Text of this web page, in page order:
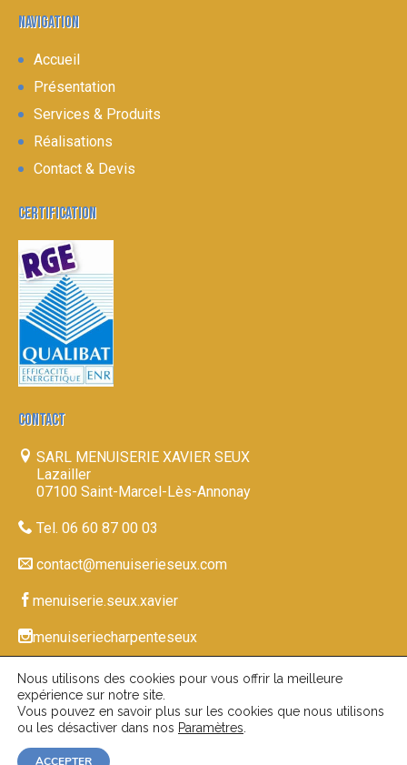
NAVIGATION
Accueil
Présentation
Services & Produits
Réalisations
Contact & Devis
CERTIFICATION
CONTACT
SARL MENUISERIE XAVIER SEUX
Lazailler
07100 Saint-Marcel-Lès-Annonay
Tel. 06 60 87 00 03
contact@menuiserieseux.com
menuiserie.seux.xavier
menuiseriecharpenteseux
© 2026-27www.menuiserieseux.com| Mentions
Légales|Confidentialité| Réalisation du site par
Nous utilisons des cookies pour vous offrir la meilleure
expérience sur notre site.
Vous pouvez en savoir plus sur les cookies que nous utilisons
ou les désactiver dans nos Paramètres
ACCEPTER